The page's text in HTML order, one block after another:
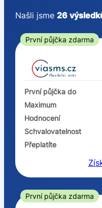
Od
První půjčka zdarma
–
ano
Ve zkušebce
ano
ne
Našli jsme26
První půjčka zdarma
První půjčka do
Maximum
Hodnocení
Schvalovatelnost
Přeplatíte
První půjčka zdarma